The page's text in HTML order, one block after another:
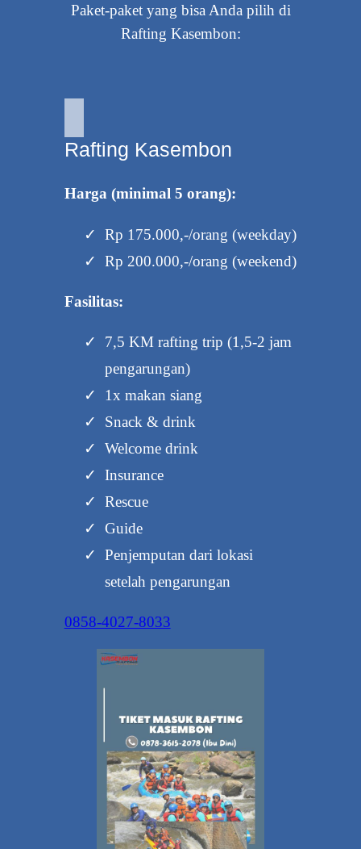
Paket-paket yang bisa Anda pilih di
Rafting Kasembon:
Rafting Kasembon
Harga (minimal 5 orang):
Rp 175.000,-/orang (weekday)
Rp 200.000,-/orang (weekend)
Fasilitas:
7,5 KM rafting trip (1,5-2 jam
pengarungan)
1x makan siang
Snack & drink
Welcome drink
Insurance
Rescue
Guide
Penjemputan dari lokasi
setelah pengarungan
0858-4027-8033